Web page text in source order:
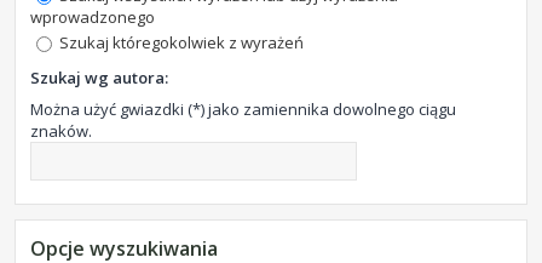
wprowadzonego
Szukaj któregokolwiek z wyrażeń
Szukaj wg autora:
Można użyć gwiazdki (*) jako zamiennika dowolnego ciągu
znaków.
Opcje wyszukiwania